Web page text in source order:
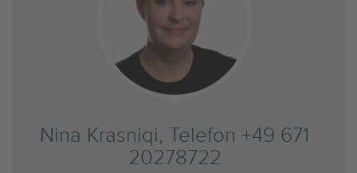
Nina Krasniqi, Telefon +49 671
20278722